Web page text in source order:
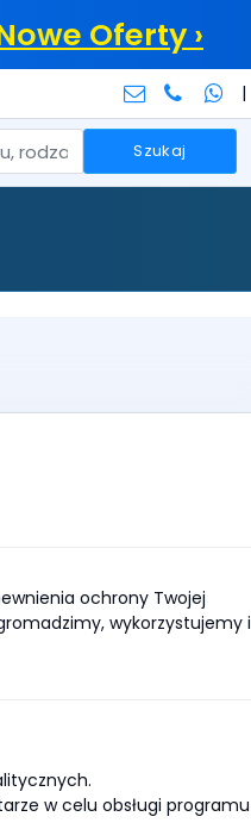
Oferty ›
|
Szukaj
ochrony Twojej
wykorzystujemy i
w celu obsługi programu